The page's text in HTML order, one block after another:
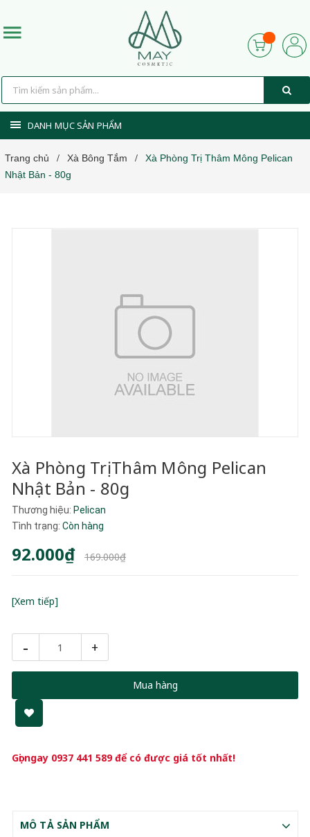
DANH MỤC SẢN PHẨM
Trang chủ / Xà Bông Tắm /
Xà Phòng Trị Thâm Mông Pelican
Nhật Bản - 80g
Xà Phòng Trị Thâm Mông Pelican
Nhật Bản - 80g
Thương hiệu: Pelican
Tình trạng: Còn hàng
92.000₫ 169.000₫
[Xem tiếp]
- +
Mua hàng
Gọi ngay 0937 441 589để có được giá tốt nhất!
MÔ TẢ SẢN PHẨM